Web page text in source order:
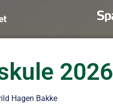
2026
Hagen Bakke